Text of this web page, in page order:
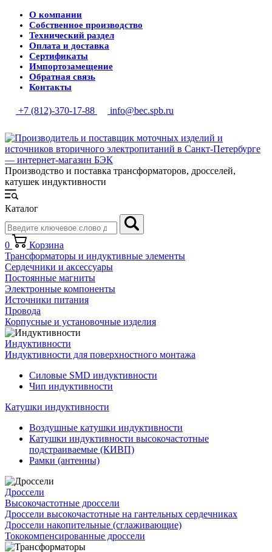
О компании
Собственное производство
Технический раздел
Оплата и доставка
Сертификаты
Импортозамещение
Обратная связь
Контакты
+7 (812)-370-17-88 info@bec.spb.ru
Производство и поставка трансформаторов, дросселей,
катушек индуктивности
Каталог
0
Корзина
Трансформаторы и индуктивные элементы
Сердечники и аксессуары
Постоянные магниты
Электронные компоненты
Источники питания
Провода
Корпусные и установочные изделия
Индуктивности
Индуктивности для поверхностного монтажа
Силовые SMD индуктивности
Чип индуктивности
Катушки индуктивности
Воздушные катушки индуктивности
Катушки индуктивности высокочастотные
подстраиваемые (КИВП)
Рамки (антенны)
Дроссели
Высокочастотные дроссели
Дроссели высокочастотные на гантельных сердечниках
Дроссели накопительные (сглаживающие)
Тококомпенсированные дроссели